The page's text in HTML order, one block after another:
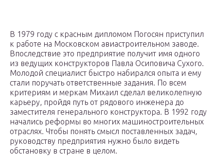
В 1979 году с красным дипломом Погосян приступил
к работе на Московском авиастроительном заводе.
Впоследствие это предприятие получит имя одного
из ведущих конструкторов Павла Осиповича Сухого.
Молодой специалист быстро набирался опыта и ему
стали поручать ответственные задания. По всем
критериям и меркам Михаил сделал великолепную
карьеру, пройдя путь от рядового инженера до
заместителя генерального конструктора. В 1992 году
начались реформы во многих машиностроительных
отраслях. Чтобы понять смысл поставленных задач,
руководству предприятия нужно было видеть
обстановку в стране в целом.